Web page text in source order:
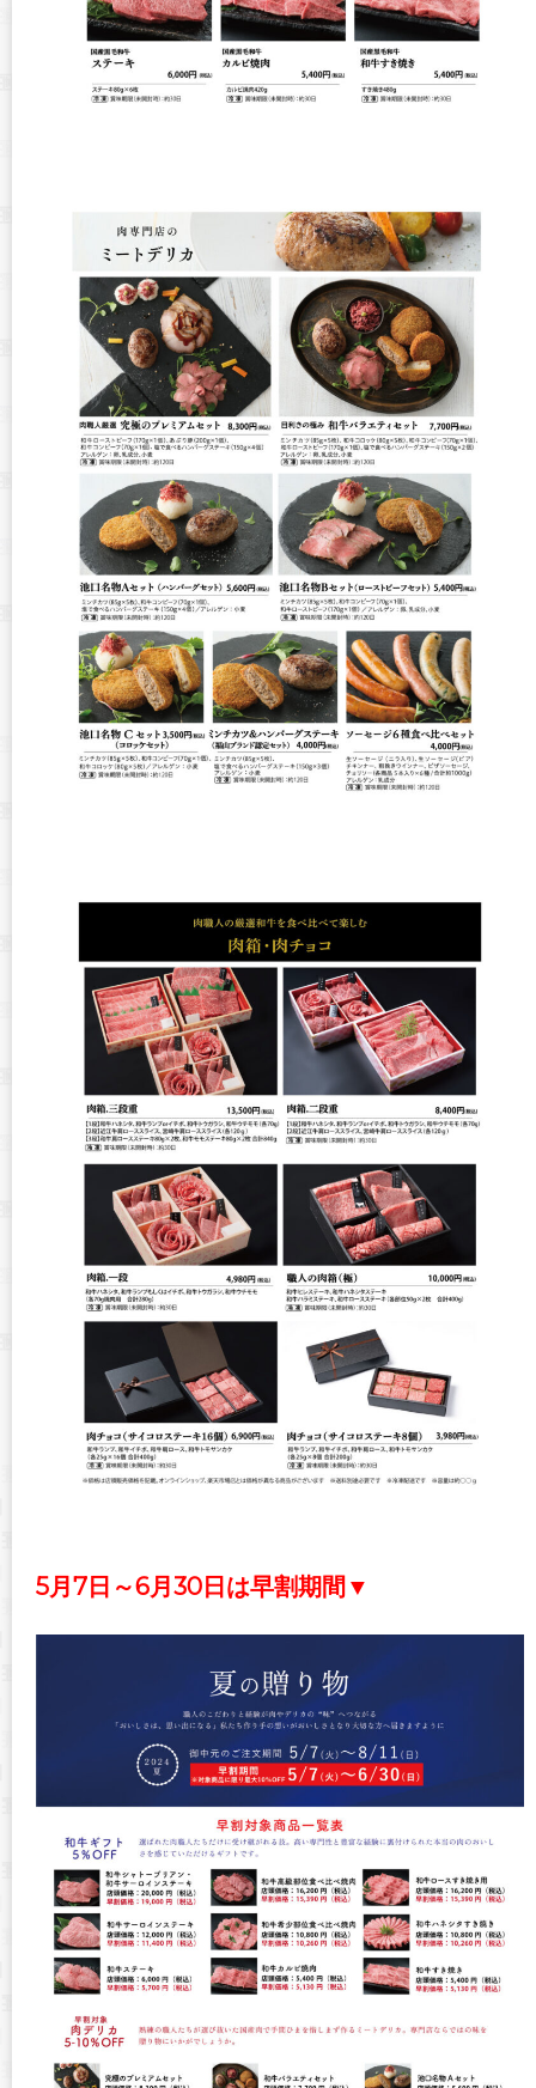
5月7日～6月30日は早割期間▼